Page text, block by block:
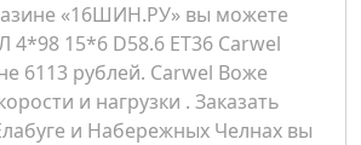
«16ШИН.РУ» вы можете
15*6 D58.6 ET36 Carwel
6113 рублей. Carwel Воже
и нагрузки . Заказать
и Набережных Челнах вы